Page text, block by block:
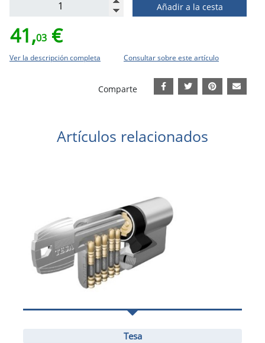
Añadir a la cesta
41,03 €
Ver la descripción completa Consultar sobre este artículo
Comparte
Artículos relacionados
Tesa